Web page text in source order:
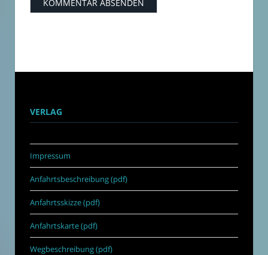
VERLAG
Impressum
Anfahrtsbeschreibung (pdf)
Anfahrtsskizze (pdf)
Anfahrtskarte (pdf)
Wegbeschreibung (pdf)